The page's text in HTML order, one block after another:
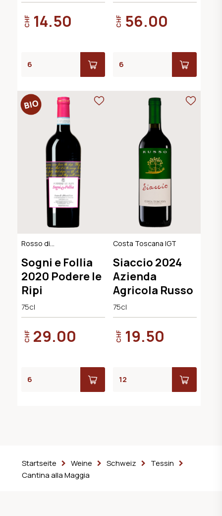
CHF 14.50 CHF 56.00
Rosso di
BIO-Demeter
Sogni e Follia
2020 Podere le
Ripi
75cl
CHF 29.00
Costa Toscana IGT
Siaccio 2024
Azienda
Agricola Russo
75cl
CHF 19.50
Startseite Weine Schweiz
Tessin
Cantina alla Maggia